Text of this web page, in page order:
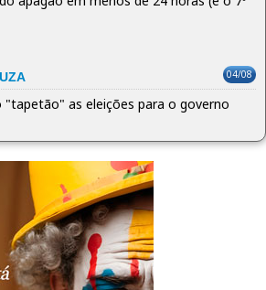
04/08
"tapetão" as eleições para o governo